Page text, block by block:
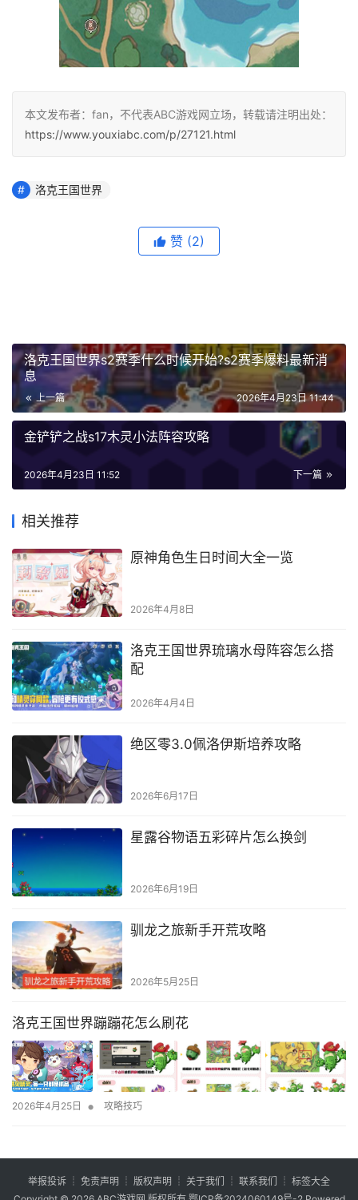
本文发布者：fan，不代表ABC游戏网立场，转载请注明出处：
https://www.youxiabc.com/p/27121.html
洛克王国世界
赞 (2)
洛克王国世界s2赛季什么时候开始?s2赛季爆料最新消
息
上一篇 2026年4月23日 11:44
金铲铲之战s17木灵小法阵容攻略
下一篇
2026年4月23日 11:52
相关推荐
原神角色生日时间大全一览
2026年4月8日
洛克王国世界琉璃水母阵容怎么搭
配
2026年4月4日
绝区零3.0佩洛伊斯培养攻略
2026年6月17日
星露谷物语五彩碎片怎么换剑
2026年6月19日
驯龙之旅新手开荒攻略
2026年5月25日
洛克王国世界蹦蹦花怎么刷花
2026年4月25日 • 攻略技巧
举报投诉 ┊ 免责声明 ┊ 版权声明 ┊ 关于我们 ┊ 联系我们 ┊ 标签大全